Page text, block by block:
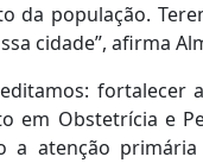
população.
cidade”, afirma
fortalecer
Obstetrícia e
a atenção